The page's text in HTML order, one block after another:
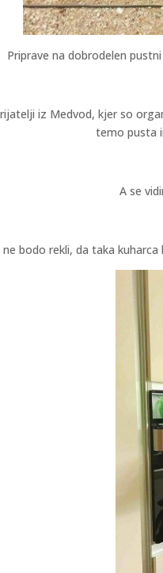
Priprave na dobrodelen
iz Medvod, kjer so
temo pusta
A se
ne bodo rekli, da taka